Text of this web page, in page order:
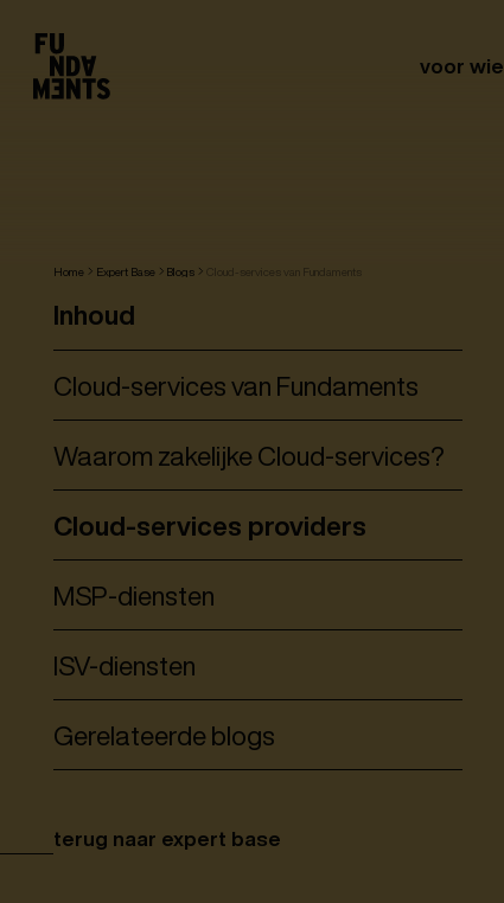
voor wie
Home Expert Base Blogs Cloud-services van Fundaments
Inhoud
Cloud-services van Fundaments
Waarom zakelijke Cloud-services?
Cloud-services providers
MSP-diensten
ISV-diensten
Gerelateerde blogs
terug naar expert base